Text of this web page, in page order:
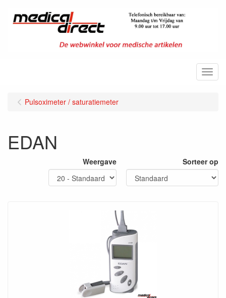
Menu
Pulsoximeter / saturatiemeter
EDAN
Weergave Sorteer op